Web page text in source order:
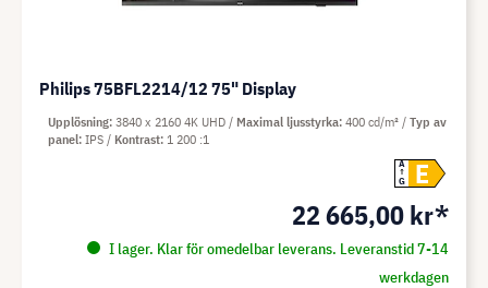
Philips 75BFL2214/12 75" Display
A
G
E
22 665,00 kr*
I lager. Klar för omedelbar leverans. Leveranstid 7-14
werkdagen
Upplösning 3840 x 2160 4K UHD Maximal ljusstyrka 400 cd/m²
Typ av
panel IPS Kontrast 1 200 :1